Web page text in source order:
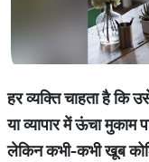
हर व्यक्ति चाहता है कि
या व्यापार में ऊंचा मुकाम
लेकिन कभी-कभी खूब